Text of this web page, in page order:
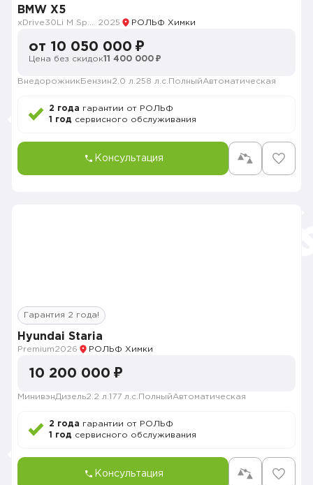
BMW X5
2025 РОЛЬФ Химки
от 10 050 000 ₽
Цена без скидок11 400 000 ₽
Внедорожник Бензин2.0 л. 258 л.с. ПолныйАвтоматическая
2 года гарантии от РОЛЬФ
1 год сервисного обслуживания
Консультация
Гарантия 2 года!
Hyundai Staria
Premium2026 РОЛЬФ Химки
10 200 000 ₽
МинивэнДизель2.2 л. 177 л.с. ПолныйАвтоматическая
2 года гарантии от РОЛЬФ
1 год сервисного обслуживания
Консультация